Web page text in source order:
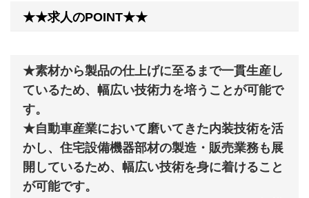
★★求人のPOINT★★
★素材から製品の仕上げに至るまで一貫生産し
ているため、幅広い技術力を培うことが可能で
す。
★自動車産業において磨いてきた内装技術を活
かし、住宅設備機器部材の製造・販売業務も展
開しているため、幅広い技術を身に着けること
が可能です。